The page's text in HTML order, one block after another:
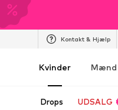
Kontakt & Hjælp
Kvinder Mænd
Drops UDSALG